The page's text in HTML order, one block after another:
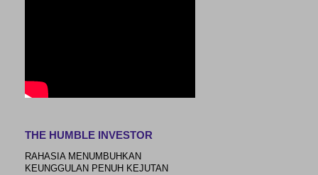
THE HUMBLE INVESTOR
RAHASIA MENUMBUHKAN
KEUNGGULAN PENUH KEJUTAN